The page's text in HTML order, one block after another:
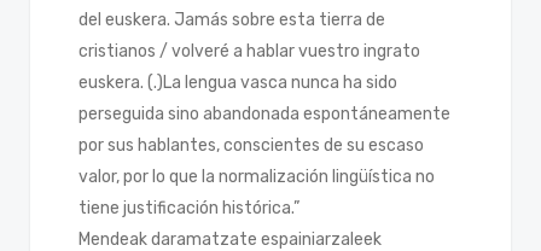
del euskera. Jamás sobre esta tierra de
cristianos / volveré a hablar vuestro ingrato
euskera. (.)La lengua vasca nunca ha sido
perseguida sino abandonada espontáneamente
por sus hablantes, conscientes de su escaso
valor, por lo que la normalización lingüística no
tiene justificación histórica.”
Mendeak daramatzate espainiarzaleek